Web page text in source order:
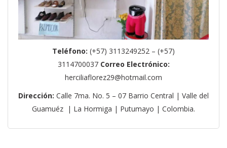
Teléfono: (+57) 3113249252 – (+57)
3114700037 Correo Electrónico:
herciliaflorez29@hotmail.com
Dirección: Calle 7ma. No. 5 – 07 Barrio Central | Valle del
Guamuéz | La Hormiga | Putumayo | Colombia.